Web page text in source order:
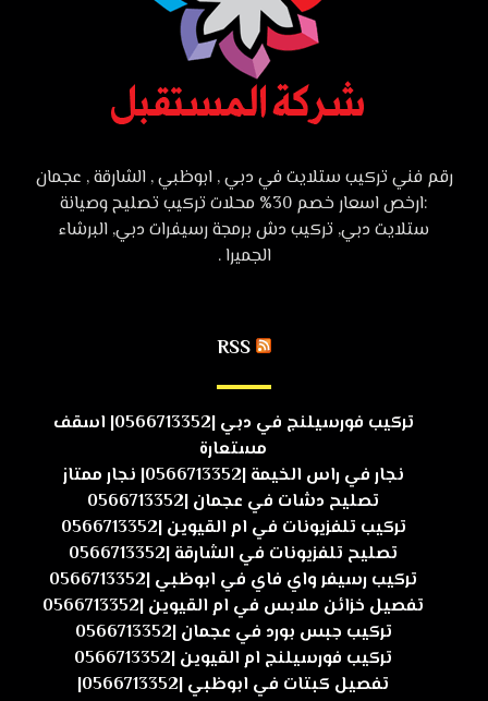
رقم فني تركيب ستلايت في دبي , ابوظبي , الشارقة , عجمان
:ارخص اسعار خصم 30% محلات تركيب تصليح وصيانة
ستلايت دبي, تركيب دش برمجة رسيفرات دبي, البرشاء
الجميرا .
RSS
تركيب فورسيلنج في دبي |0566713352| اسقف
مستعارة
نجار في راس الخيمة |0566713352| نجار ممتاز
تصليح دشات في عجمان |0566713352
تركيب تلفزيونات في ام القيوين |0566713352
تصليح تلفزيونات في الشارقة |0566713352
تركيب رسيفر واي فاي في ابوظبي |0566713352
تفصيل خزائن ملابس في ام القيوين |0566713352
تركيب جبس بورد في عجمان |0566713352
تركيب فورسيلنج ام القيوين |0566713352
تفصيل كبتات في ابوظبي |0566713352|